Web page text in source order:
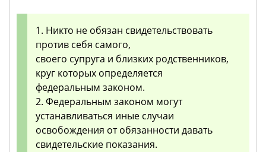
1. Никто не обязан свидетельствовать
против себя самого,
своего супруга и близких родственников,
круг которых определяется
федеральным законом.
2. Федеральным законом могут
устанавливаться иные случаи
освобождения от обязанности давать
свидетельские показания.